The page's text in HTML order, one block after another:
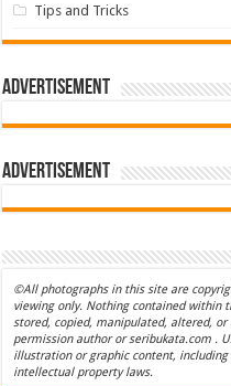
Tips and Tricks
Advertisement
Advertisement
©All photographs in this site are
viewing only. Nothing contained within
stored, copied, manipulated, altered,
permission author or seribukata.com .
illustration or graphic content,
intellectual property laws.